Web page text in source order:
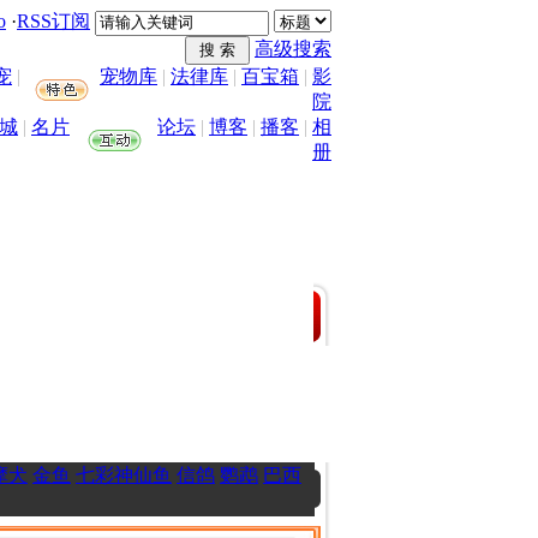
·RSS订阅
高级搜索
| 宠物库 | 法律库 | 百宝箱 | 影
院
| 名片 论坛 | 博客 | 播客 | 相
册
犬 金鱼 七彩神仙鱼 信鸽 鹦鹉 巴西